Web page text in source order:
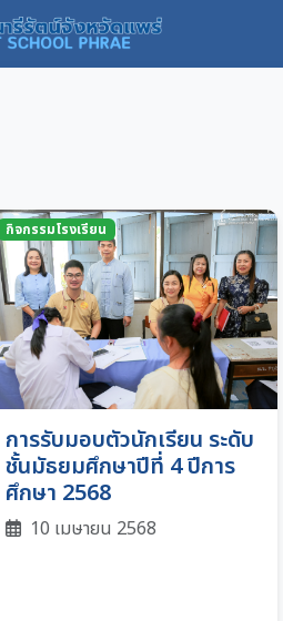
กิจกรรมโรงเรียน
การรับมอบตัวนักเรียน ระดับ
ชั้นมัธยมศึกษาปีที่ 4 ปีการ
ศึกษา 2568
10 เมษายน 2568